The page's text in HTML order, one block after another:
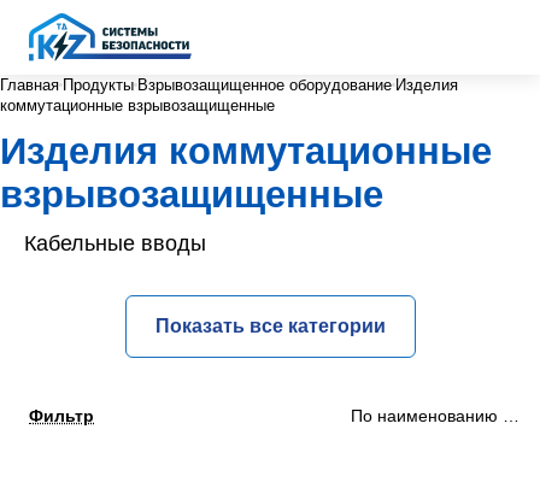
Главная Продукты Взрывозащищенное оборудование Изделия
коммутационные взрывозащищенные
Изделия коммутационные
взрывозащищенные
Кабельные вводы
Показать все категории
Фильтр По наименованию (Я-